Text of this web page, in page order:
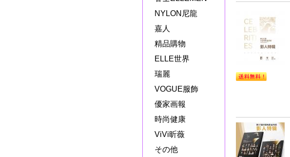
NYLON尼龍
嘉人
精品購物
ELLE世界
瑞麗
VOGUE服飾
優家画報
時尚健康
ViVi昕薇
その他